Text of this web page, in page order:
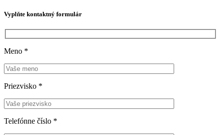
Vyplňte kontaktný formulár
Meno *
Priezvisko *
Telefónne číslo *